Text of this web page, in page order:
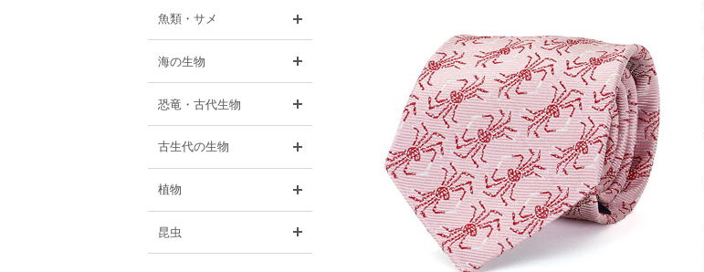
魚類・サメ
海の生物
恐竜・古代生物
古生代の生物
植物
昆虫